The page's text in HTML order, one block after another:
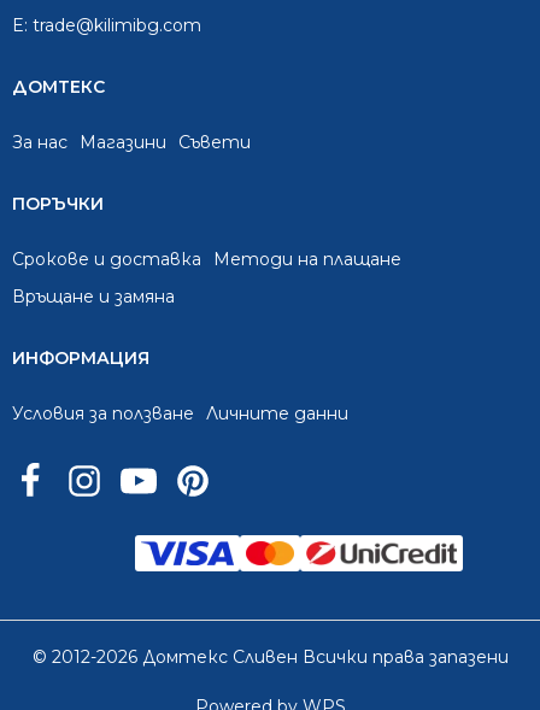
E: trade@kilimibg.com
ДОМТЕКС
За нас Mагазини Съвети
ПОРЪЧКИ
Срокове и доставка
Методи на плащане
Връщане и замяна
ИНФОРМАЦИЯ
Условия за ползване Личните данни
© 2012-2026 Домтекс Сливен Всички права запазени